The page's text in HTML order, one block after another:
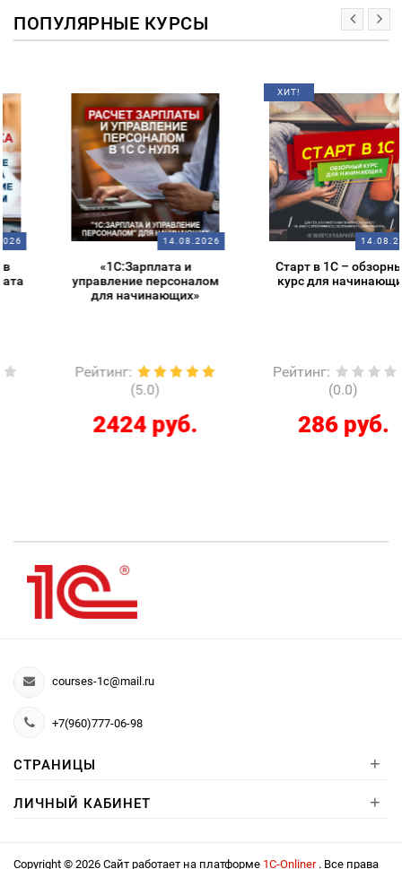
ПОПУЛЯРНЫЕ КУРСЫ
14.08.2026
«1С:Зарплата и
управление персоналом
для начинающих»
Рейтинг:
2424 руб.
14.08.2026
Старт в 1С – обзорный
курс для начинающих
Рейтинг:
286 руб.
courses-1c@mail.ru
+7(960)777-06-98
СТРАНИЦЫ +
ЛИЧНЫЙ КАБИНЕТ +
Copyright © 2026 Сайт работает на платформе 1С-Onliner . Все права